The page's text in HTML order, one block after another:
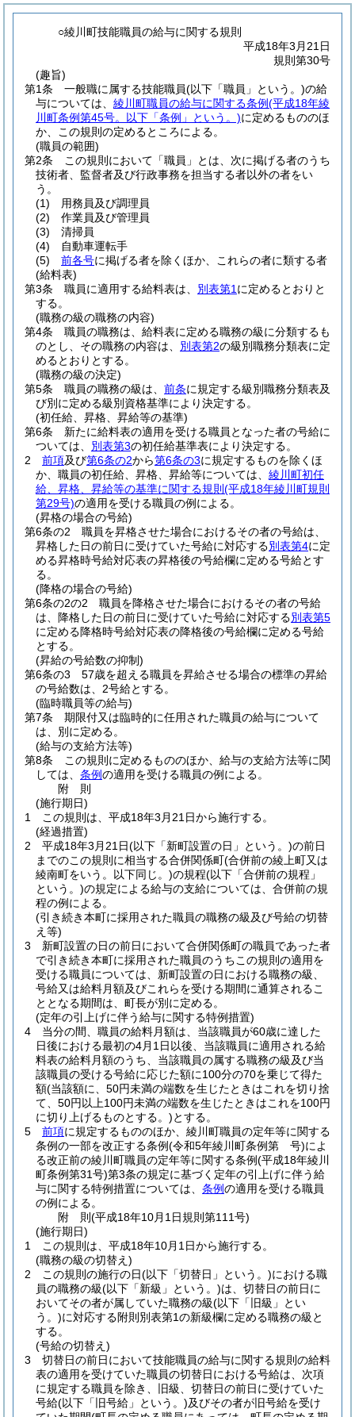
○綾川町技能職員の給与に関する規則
平成18年3月21日
規則第30号
(趣旨)
第1条
一般職に属する技能職員(以下「職員」という。)の給
与については、 綾川町職員の給与に関する条例(平成18年綾
川町条例第45号。以下「条例」という。)に定めるもののほ
か、この規則の定めるところによる。
(職員の範囲)
第2条
この規則において「職員」とは、次に掲げる者のうち
技術者、監督者及び行政事務を担当する者以外の者をい
う。
(1)
用務員及び調理員
(2)
作業員及び管理員
(3)
清掃員
(4)
自動車運転手
(5)
前各号に掲げる者を除くほか、これらの者に類する者
(給料表)
第3条
職員に適用する給料表は、 別表第1 に定めるとおりと
する。
(職務の級の職務の内容)
第4条
職員の職務は、給料表に定める職務の級に分類するも
のとし、その職務の内容は、 別表第2の級別職務分類表に定
めるとおりとする。
(職務の級の決定)
第5条
職員の職務の級は、 前条に規定する級別職務分類表及
び別に定める級別資格基準により決定する。
(初任給、昇格、昇給等の基準)
第6条
新たに給料表の適用を受ける職員となった者の号給に
ついては、 別表第3の初任給基準表により決定する。
2
前項及び第6条の2から第6条の3に規定するものを除くほ
か、職員の初任給、昇格、昇給等については、 綾川町初任
給、昇格、昇給等の基準に関する規則 (平成18年綾川町規則
第29号)の適用を受ける職員の例による。
(昇格の場合の号給)
第6条の2
職員を昇格させた場合におけるその者の号給は、
昇格した日の前日に受けていた号給に対応する別表第4に定
める昇格時号給対応表の昇格後の号給欄に定める号給とす
る。
(降格の場合の号給)
第6条の2の2
職員を降格させた場合におけるその者の号給
は、降格した日の前日に受けていた号給に対応する別表第5
に定める降格時号給対応表の降格後の号給欄に定める号給
とする。
(昇給の号給数の抑制)
第6条の3
57歳を超える職員を昇給させる場合の標準の昇給
の号給数は、2号給とする。
(臨時職員等の給与)
第7条
期限付又は臨時的に任用された職員の給与について
は、別に定める。
(給与の支給方法等)
第8条
この規則に定めるもののほか、給与の支給方法等に関
しては、 条例の適用を受ける職員の例による。
附 則
(施行期日)
1
この規則は、平成18年3月21日から施行する。
(経過措置)
2
平成18年3月21日(以下「新町設置の日」という。)の前日
までのこの規則に相当する合併関係町(合併前の綾上町又は
綾南町をいう。以下同じ。)の規程(以下「合併前の規程」
という。)の規定による給与の支給については、合併前の規
程の例による。
(引き続き本町に採用された職員の職務の級及び号給の切替
え等)
3
新町設置の日の前日において合併関係町の職員であった者
で引き続き本町に採用された職員のうちこの規則の適用を
受ける職員については、新町設置の日における職務の級、
号給又は給料月額及びこれらを受ける期間に通算されるこ
ととなる期間は、町長が別に定める。
(定年の引上げに伴う給与に関する特例措置)
4
当分の間、職員の給料月額は、当該職員が60歳に達した
日後における最初の4月1日以後、当該職員に適用される給
料表の給料月額のうち、当該職員の属する職務の級及び当
該職員の受ける号給に応じた額に100分の70を乗じて得た
額(当該額に、50円未満の端数を生じたときはこれを切り捨
て、50円以上100円未満の端数を生じたときはこれを100円
に切り上げるものとする。)とする。
5
前項に規定するもののほか、綾川町職員の定年等に関する
条例の一部を改正する条例(令和5年綾川町条例第 号)によ
る改正前の綾川町職員の定年等に関する条例(平成18年綾川
町条例第31号)第3条の規定に基づく定年の引上げに伴う給
与に関する特例措置については、 条例の適用を受ける職員
の例による。
附 則(平成18年10月1日規則第111号)
(施行期日)
1
この規則は、平成18年10月1日から施行する。
(職務の級の切替え)
2
この規則の施行の日(以下「切替日」という。)における職
員の職務の級(以下「新級」という。)は、切替日の前日に
おいてその者が属していた職務の級(以下「旧級」とい
う。)に対応する附則別表第1の新級欄に定める職務の級と
する。
(号給の切替え)
3
切替日の前日において技能職員の給与に関する規則の給料
表の適用を受けていた職員の切替日における号給は、次項
に規定する職員を除き、旧級、切替日の前日に受けていた
号給(以下「旧号給」という。)及びその者が旧号給を受け